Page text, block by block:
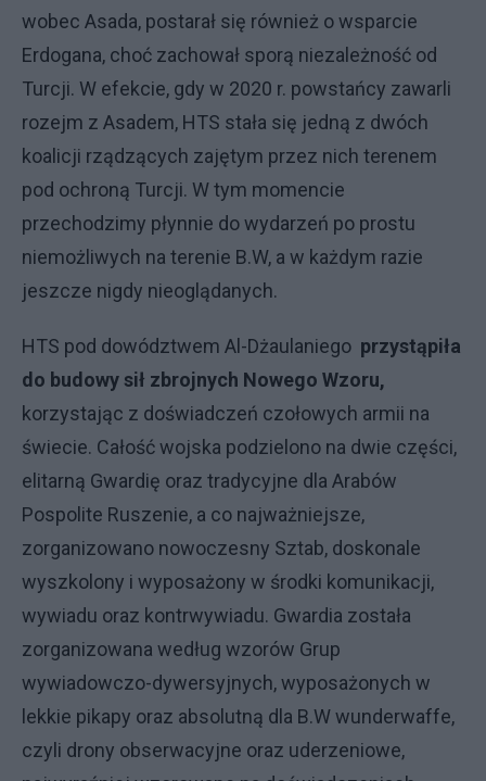
wobec Asada, postarał się również o wsparcie
Erdogana, choć zachował sporą niezależność od
Turcji. W efekcie, gdy w 2020 r. powstańcy zawarli
rozejm z Asadem, HTS stała się jedną z dwóch
koalicji rządzących zajętym przez nich terenem
pod ochroną Turcji. W tym momencie
przechodzimy płynnie do wydarzeń po prostu
niemożliwych na terenie B.W, a w każdym razie
jeszcze nigdy nieoglądanych.
HTS pod dowództwem Al-Dżaulaniego przystąpiła
do budowy sił zbrojnych Nowego Wzoru,
korzystając z doświadczeń czołowych armii na
świecie. Całość wojska podzielono na dwie części,
elitarną Gwardię oraz tradycyjne dla Arabów
Pospolite Ruszenie, a co najważniejsze,
zorganizowano nowoczesny Sztab, doskonale
wyszkolony i wyposażony w środki komunikacji,
wywiadu oraz kontrwywiadu. Gwardia została
zorganizowana według wzorów Grup
wywiadowczo-dywersyjnych, wyposażonych w
lekkie pikapy oraz absolutną dla B.W wunderwaffe,
czyli drony obserwacyjne oraz uderzeniowe,